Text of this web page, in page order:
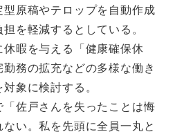
型原稿やテロップを自動作成
を軽減するとしている。
暇を与える「健康確保休
務の拡充などの多様な働き
象に検討する。
佐戸さんを失ったことは悔
い。私を先頭に全員一丸と